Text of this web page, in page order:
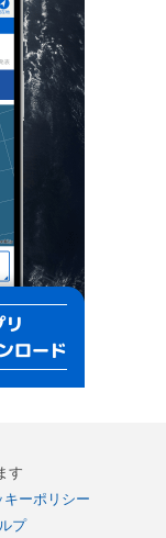
す
キーポリシー
プ